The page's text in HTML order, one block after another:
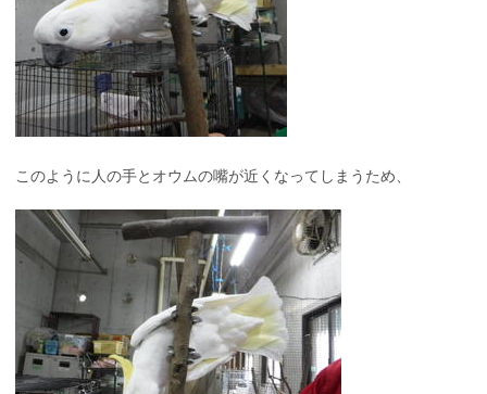
このように人の手とオウムの嘴が近くなってしまうため、